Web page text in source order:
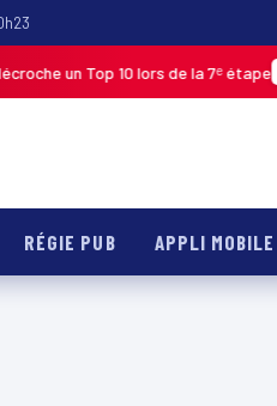
Top 10 lors de la 7ᵉ étape
RÉGIE PUB APPLI MOBILE